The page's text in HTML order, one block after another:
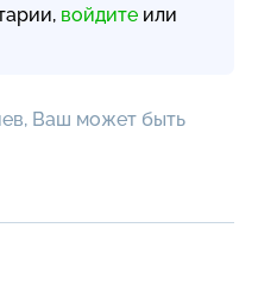
войдите или
Ваш может быть